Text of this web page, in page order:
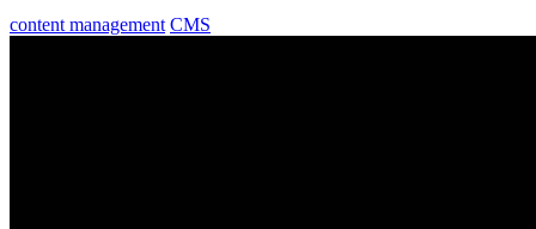
content management CMS